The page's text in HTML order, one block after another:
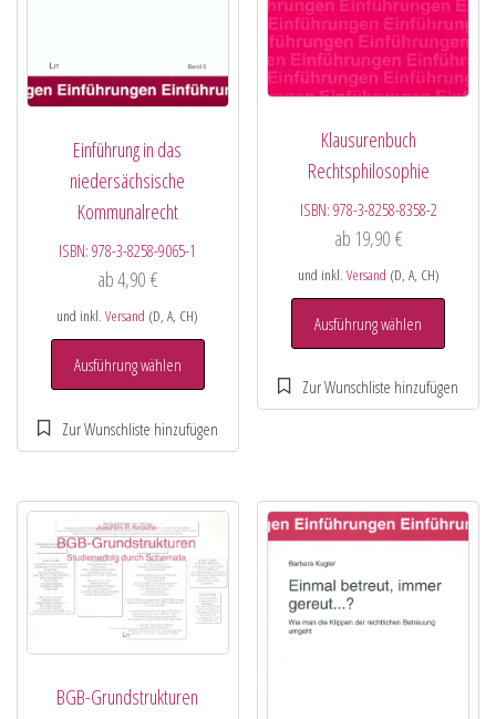
Einführung in das
niedersächsische
Kommunalrecht
ISBN:978-3-8258-9065-1
ab4,90 €
und inkl.Versand (D, A, CH)
Ausführung wählen
Klausurenbuch
Rechtsphilosophie
ISBN: 978-3-8258-8358-2
ab 19,90 €
und inkl. Versand (D, A, CH)
Ausführung wählen
BGB-Grundstrukturen